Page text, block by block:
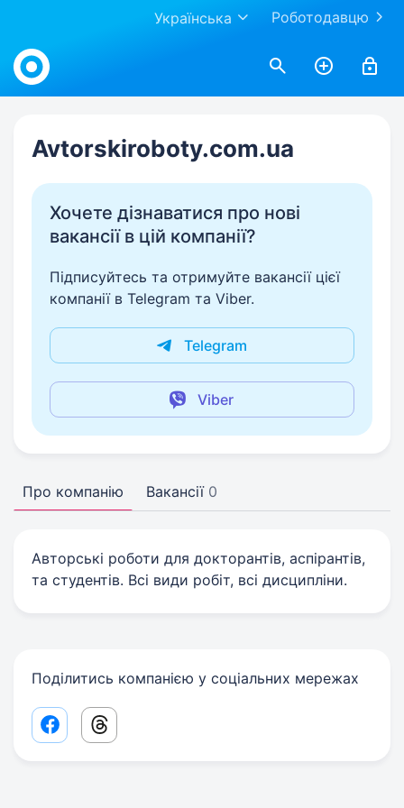
Роботодавцю
Українська
Work.ua
Avtorskiroboty.com.ua
Хочете дізнаватися про нові
вакансії в цій компанії?
Підписуйтесь та отримуйте вакансії цієї
компанії в Telegram та Viber.
Telegram
Viber
Про компанію Вакансії 0
Авторські роботи для докторантів, аспірантів,
та студентів. Всі види робіт, всі дисципліни.
Поділитись компанією у соціальних мережах
Facebook share link
Threads share link